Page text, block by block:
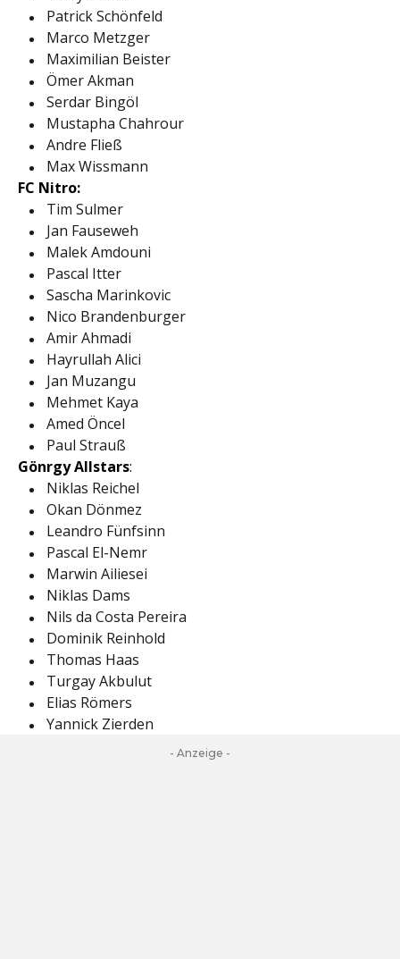
Patrick Schönfeld
Marco Metzger
Maximilian Beister
Ömer Akman
Serdar Bingöl
Mustapha Chahrour
Andre Fließ
Max Wissmann
FC Nitro:
Tim Sulmer
Jan Fauseweh
Malek Amdouni
Pascal Itter
Sascha Marinkovic
Nico Brandenburger
Amir Ahmadi
Hayrullah Alici
Jan Muzangu
Mehmet Kaya
Amed Öncel
Paul Strauß
Gönrgy Allstars:
Niklas Reichel
Okan Dönmez
Leandro Fünfsinn
Pascal El-Nemr
Marwin Ailiesei
Niklas Dams
Nils da Costa Pereira
Dominik Reinhold
Thomas Haas
Turgay Akbulut
Elias Römers
Yannick Zierden
- Anzeige -